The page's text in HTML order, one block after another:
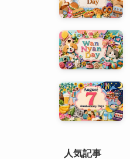
人気記事